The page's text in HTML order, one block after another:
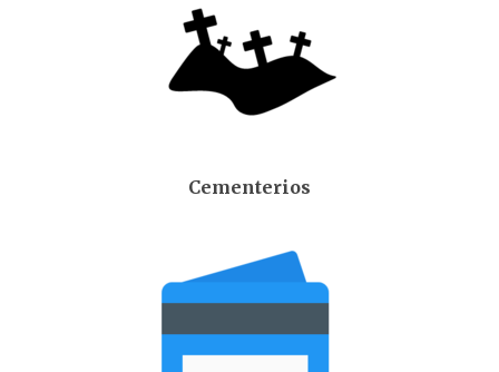
Cementerios